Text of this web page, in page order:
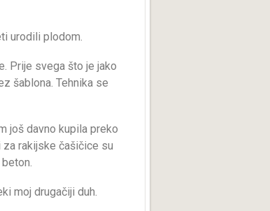
urodili plodom.
Prije svega što je jako
šablona. Tehnika se
još davno kupila preko
rakijske čašičice su
moj drugačiji duh.